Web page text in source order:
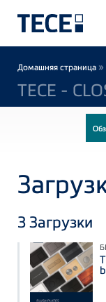
Домашняя страница »
TECE -
3Загрузки